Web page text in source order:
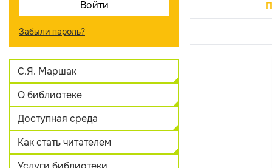
Забыли пароль?
С.Я. Маршак
О библиотеке
Доступная среда
Как стать читателем